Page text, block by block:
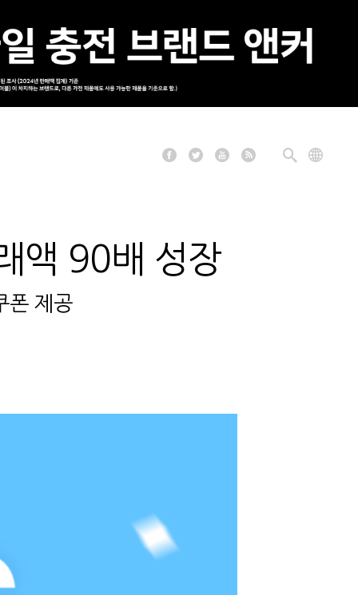
액 90배 성장
폰 제공